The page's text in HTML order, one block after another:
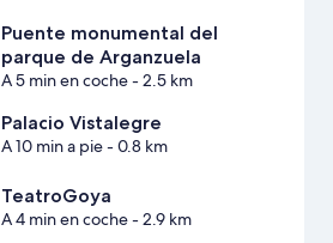
Puente monumental del
parque de Arganzuela
A 5 min en coche- 2.5 km
Palacio Vistalegre
A 10 min a pie- 0.8 km
TeatroGoya
A 4 min en coche- 2.9 km